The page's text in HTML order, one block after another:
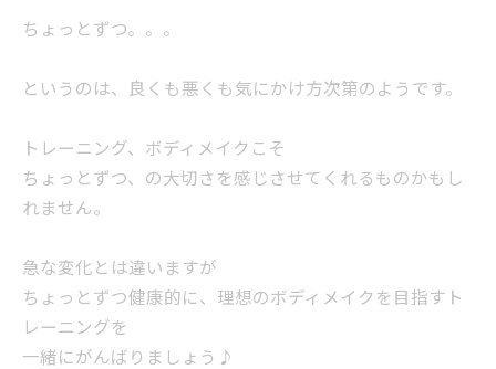
ちょっとずつ。。。
というのは、良くも悪くも気にかけ方次第のようです。
トレーニング、ボディメイクこそ
ちょっとずつ、の大切さを感じさせてくれるものかもし
れません。
急な変化とは違いますが
ちょっとずつ健康的に、理想のボディメイクを目指すト
レーニングを
一緒にがんばりましょう♪